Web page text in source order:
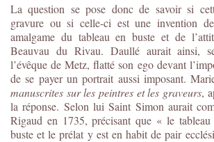
La question se pose donc de savoir si
gravure ou si celle-ci est une invention
amalgame du tableau en buste et de
Beauvau du Rivau. Daullé aurait ainsi,
l’évêque de Metz, flatté son ego devant
de se payer un portrait aussi imposant.
manuscrites sur les peintres et les graveurs,
la réponse. Selon lui Saint Simon aurait
Rigaud en 1735, précisant que « le
buste et le prélat y est en habit de pair